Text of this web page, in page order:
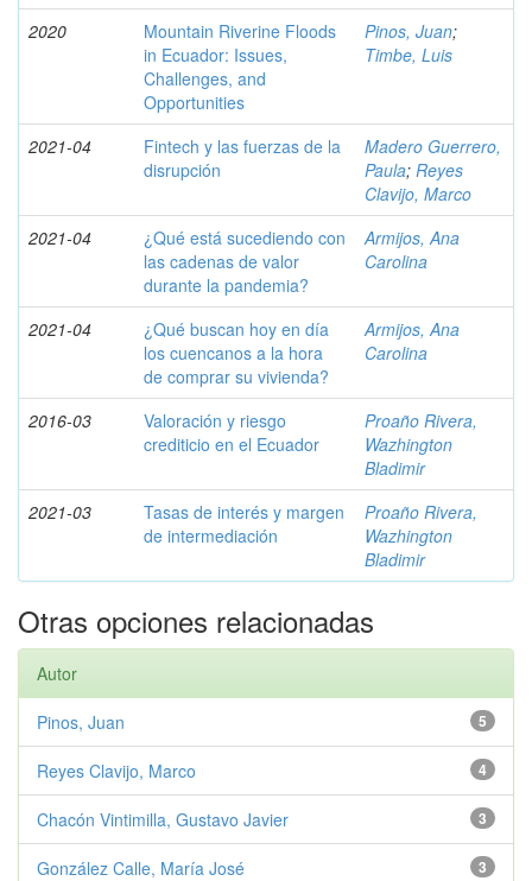
2020
Mountain Riverine Floods
in Ecuador: Issues,
Challenges, and
Opportunities
Pinos, Juan;
Timbe, Luis
2021-04
Fintech y las fuerzas de la
disrupción
Madero Guerrero,
Paula; Reyes
Clavijo, Marco
2021-04
¿Qué está sucediendo con
las cadenas de valor
durante la pandemia?
Armijos, Ana
Carolina
2021-04
¿Qué buscan hoy en día
los cuencanos a la hora
de comprar su vivienda?
Armijos, Ana
Carolina
2016-03
Valoración y riesgo
crediticio en el Ecuador
Proaño Rivera,
Wazhington
Bladimir
2021-03
Tasas de interés y margen
de intermediación
Proaño Rivera,
Wazhington
Bladimir
Otras opciones relacionadas
Autor
5
Pinos, Juan
4
Reyes Clavijo, Marco
3
Chacón Vintimilla, Gustavo Javier
3
González Calle, María José